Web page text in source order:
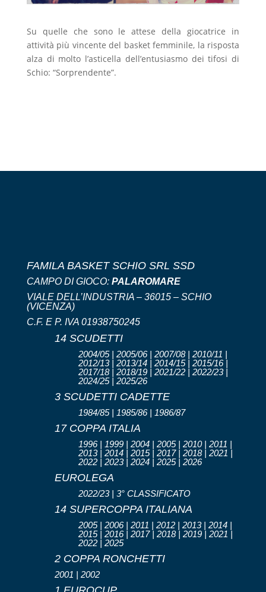
Su quelle che sono le attese della giocatrice in
attività più vincente del basket femminile, la risposta
alza di molto l’asticella dell’entusiasmo dei tifosi di
Schio: “Sorprendente”.
FAMILA BASKET SCHIO SRL SSD
CAMPO DI GIOCO: PALAROMARE
VIALE DELL’INDUSTRIA – 36015 – SCHIO
(VICENZA)
C.F. E P. IVA 01938750245
14 SCUDETTI
2004/05 | 2005/06 | 2007/08 | 2010/11 |
2012/13 | 2013/14 | 2014/15 | 2015/16 |
2017/18 | 2018/19 | 2021/22 | 2022/23 |
2024/25 | 2025/26
3 SCUDETTI CADETTE
1984/85 | 1985/86 | 1986/87
17 COPPA ITALIA
1996 | 1999 | 2004 | 2005 | 2010 | 2011 |
2013 | 2014 | 2015 | 2017 | 2018 | 2021 |
2022 | 2023 | 2024 | 2025 | 2026
EUROLEGA
2022/23 | 3° CLASSIFICATO
14 SUPERCOPPA ITALIANA
2005 | 2006 | 2011 | 2012 | 2013 | 2014 |
2015 | 2016 | 2017 | 2018 | 2019 | 2021 |
2022 | 2025
2 COPPA RONCHETTI
2001 | 2002